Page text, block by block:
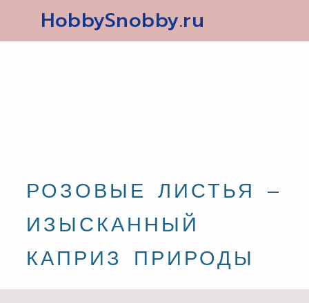
HobbySnobby.ru
РОЗОВЫЕ ЛИСТЬЯ –
ИЗЫСКАННЫЙ
КАПРИЗ ПРИРОДЫ